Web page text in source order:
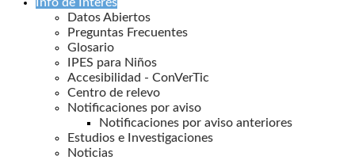
Datos Abiertos
Preguntas Frecuentes
Glosario
IPES para Niños
Accesibilidad - ConVerTic
Centro de relevo
Notificaciones por aviso
Notificaciones por aviso anteriores
Estudios e Investigaciones
Noticias